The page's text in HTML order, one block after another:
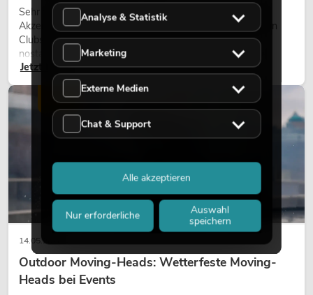
Sehr warmes Licht, sichtbare Leuchtflächen und farbige
Akzente prägen viele aktuelle Lichtdesigns auf Bühnen, in
Clubs und bei Events. Retro-Licht ist dabei kein rein
nostalgischer Effekt, sondern ein bewusst eingesetztes
Gestaltungsmittel: Es schafft Atmosphäre, gibt Szenen
Charakter und kann technische LED-Setups emotionaler
wirken lassen.
Jetzt lesen
14.05.2026
Outdoor Moving-Heads: Wetterfeste Moving-
Heads bei Events
LICHT
Analyse & Statistik
Marketing
Externe Medien
Chat & Support
Nur erforderliche
Auswahl
speichern
Alle akzeptieren